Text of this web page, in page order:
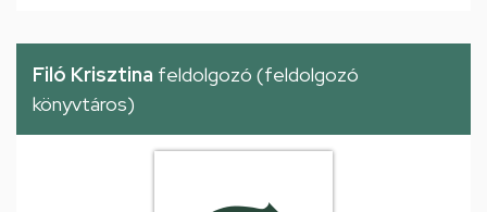
Filó Krisztina feldolgozó (feldolgozó
könyvtáros)